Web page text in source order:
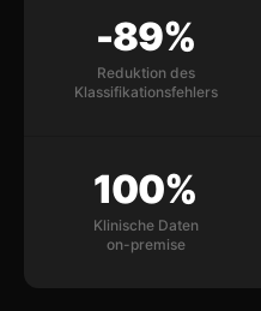
-89%
Reduktion des
Klassifikationsfehlers
100%
Klinische Daten
on-premise